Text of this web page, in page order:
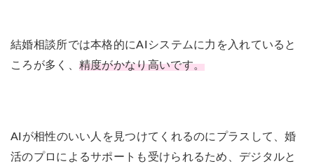
結婚相談所では本格的にAIシステムに力を入れていると
ころが多く、 精度がかなり高いです。
AIが相性のいい人を見つけてくれるのにプラスして、婚
活のプロによるサポートも受けられるため、デジタルと